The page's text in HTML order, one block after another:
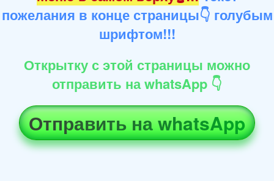
пожелания в конце страницы👇 голубым
шрифтом!!!
Открытку с этой страницы можно
отправить на whatsApp 👇
Отправить на whatsApp